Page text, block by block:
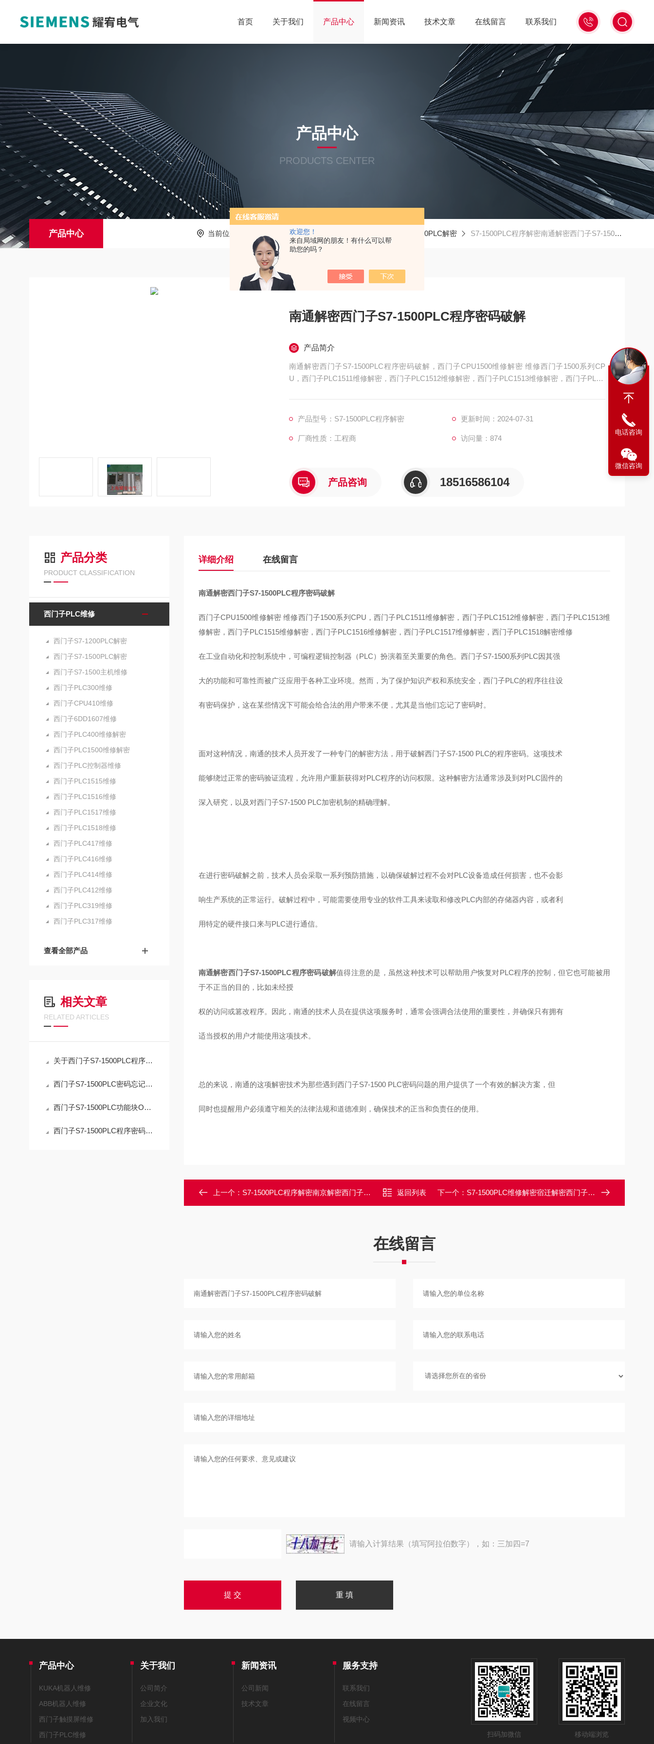
欢迎您！
来自局域网的朋友！有什么可以帮
助您的吗？
18516586104
微
首页 关于我们 产品中心 新闻资讯 技术文章 在线留言 联系我们
产品中心
PRODUCTS CENTER
产品中心 当前位置： 产品中心 西门子S7-1500PLC解密 S7-1500PLC程序解密南通解密西门子S7-1500PLC程序密码破解
南通解密西门子S7-1500PLC程序密码破解
产品简介
南通解密西门子S7-1500PLC程序密码破解，西门子CPU1500维修解密 维修西门子1500系列CP
U，西门子PLC1511维修解密，西门子PLC1512维修解密，西门子PLC1513维修解密，西门子PLC1
产品型号：S7-1500PLC程序解密 更新时间：2024-07-31
厂商性质：工程商 访问量：874
产品咨询 18516586104
产品分类
PRODUCT CLASSIFICATION
西门子PLC维修
西门子S7-1200PLC解密
西门子S7-1500PLC解密
西门子S7-1500主机维修
西门子PLC300维修
西门子CPU410维修
西门子6DD1607维修
西门子PLC400维修解密
西门子PLC1500维修解密
西门子PLC控制器维修
西门子PLC1515维修
西门子PLC1516维修
西门子PLC1517维修
西门子PLC1518维修
西门子PLC417维修
西门子PLC416维修
西门子PLC414维修
西门子PLC412维修
西门子PLC319维修
西门子PLC317维修
查看全部产品
相关文章
RELATED ARTICLES
关于西门子S7-1500PLC程序密码忘记解密方法
西门子S7-1500PLC密码忘记解密应急指南：正确复位流程与数据取舍
西门子S7-1500PLC功能块OB解密操作的安全指南
西门子S7-1500PLC程序密码解密：技术边界与合法路径的深度解析
详细介绍 在线留言
南通解密西门子S7-1500PLC程序密码破解
西门子CPU1500维修解密 维修西门子1500系列CPU，西门子PLC1511维修解密，西门子PLC1512维修解密，西门子PLC1513维
修解密，西门子PLC1515维修解密，西门子PLC1516维修解密，西门子PLC1517维修解密，西门子PLC1518解密维修
在工业自动化和控制系统中，可编程逻辑控制器（PLC）扮演着至关重要的角色。西门子S7-1500系列PLC因其强
大的功能和可靠性而被广泛应用于各种工业环境。然而，为了保护知识产权和系统安全，西门子PLC的程序往往设
有密码保护，这在某些情况下可能会给合法的用户带来不便，尤其是当他们忘记了密码时。
面对这种情况，南通的技术人员开发了一种专门的解密方法，用于破解西门子S7-1500 PLC的程序密码。这项技术
能够绕过正常的密码验证流程，允许用户重新获得对PLC程序的访问权限。这种解密方法通常涉及到对PLC固件的
深入研究，以及对西门子S7-1500 PLC加密机制的精确理解。
在进行密码破解之前，技术人员会采取一系列预防措施，以确保破解过程不会对PLC设备造成任何损害，也不会影
响生产系统的正常运行。破解过程中，可能需要使用专业的软件工具来读取和修改PLC内部的存储器内容，或者利
用特定的硬件接口来与PLC进行通信。
南通解密西门子S7-1500PLC程序密码破解值得注意的是，虽然这种技术可以帮助用户恢复对PLC程序的控制，但它也可能被用
于不正当的目的，比如未经授
权的访问或篡改程序。因此，南通的技术人员在提供这项服务时，通常会强调合法使用的重要性，并确保只有拥有
适当授权的用户才能使用这项技术。
总的来说，南通的这项解密技术为那些遇到西门子S7-1500 PLC密码问题的用户提供了一个有效的解决方案，但
同时也提醒用户必须遵守相关的法律法规和道德准则，确保技术的正当和负责任的使用。
上一个： S7-1500PLC程序解密南京解密西门子S7-1500PLC程序密码破解 返回列表 下一个： S7-1500PLC维修解密宿迁解密西门子S7-1500PLC程序密码破解
在线留言
请输入计算结果（填写阿拉伯数字），如：三加四=7
产品中心
KUKA机器人维修
ABB机器人维修
西门子触摸屏维修
西门子PLC维修
关于我们
公司简介
企业文化
加入我们
新闻资讯
公司新闻
技术文章
服务支持
联系我们
在线留言
视频中心
扫码加微信
移动端浏览
电话咨询
微信咨询